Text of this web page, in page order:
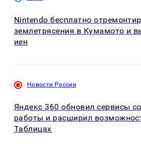
Nintendo бесплатно
землетрясения в Кумамото и
иен
Новости России
Яндекс 360 обновил сервисы
работы и расширил
Таблицах